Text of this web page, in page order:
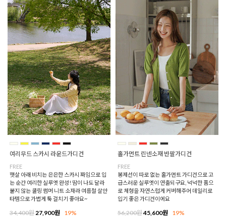
여리무드 스카시 라운드가디건
FREE
햇살 아래 비치는 은은한 스카시 짜임으로 입
는 순간 여리한 실루엣 완성! 땀이 나도 달라
붙지 않는 쿨링 썸머 니트 소재라 여름철 살안
타템으로 가볍게 툭 걸치기 좋아요~
34,400원 27,900원 19%
홀가먼트 린넨소재 반팔가디건
FREE
봉제선이 따로 없는 홀가먼트 가디건으로 고
급스러운 실루엣이 연출되구요, 넉넉한 품으
로 체형을 자연스럽게 커버해주어 데일리로
입기 좋은 가디건이에요
56,200원45,600원 19%